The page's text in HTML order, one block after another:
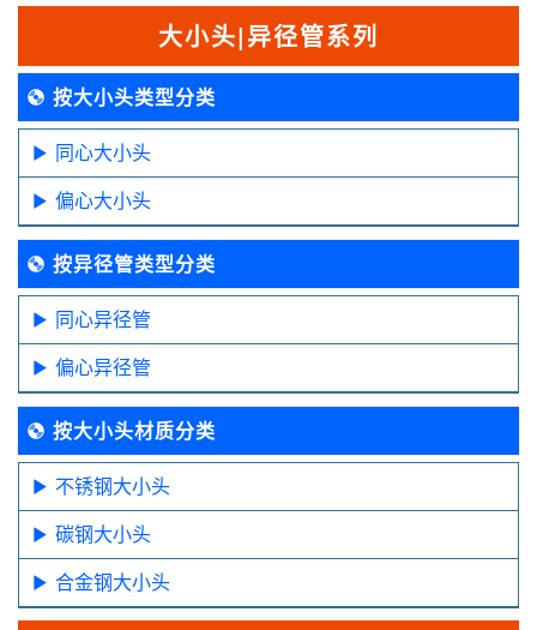
大小头|异径管系列
按大小头类型分类
同心大小头
偏心大小头
按异径管类型分类
同心异径管
偏心异径管
按大小头材质分类
不锈钢大小头
碳钢大小头
合金钢大小头